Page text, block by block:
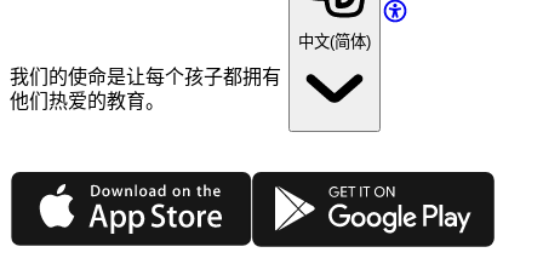
讲解你们学校如何开展全校积分
做一个“你不知道自己能用 ClassDojo 做的 5 件事”
分享“给第一年任教教师的 3 个免费小贴士”
我们的使命是让每个孩子都拥有
他们热爱的教育。
中文(简体)
App Store Google Play